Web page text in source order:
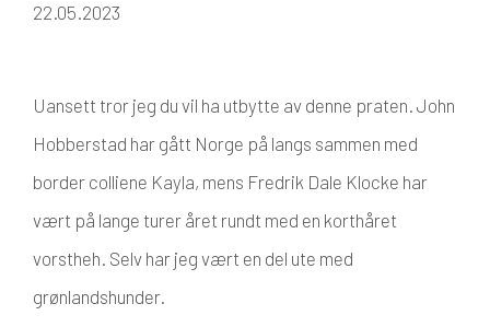
22.05.2023
Uansett tror jeg du vil ha utbytte av denne praten. John
Hobberstad har gått Norge på langs sammen med
border colliene Kayla, mens Fredrik Dale Klocke har
vært på lange turer året rundt med en korthåret
vorstheh. Selv har jeg vært en del ute med
grønlandshunder.